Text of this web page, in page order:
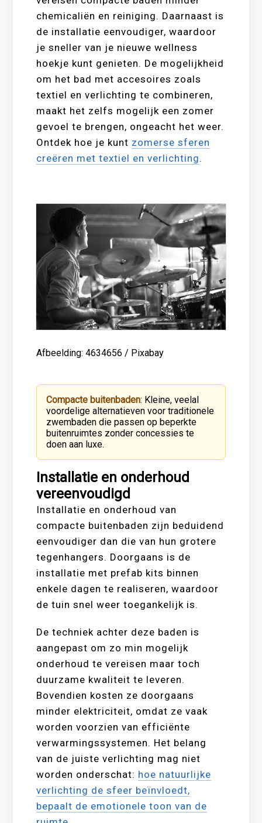
chemicaliën en reiniging. Daarnaast is
de installatie eenvoudiger, waardoor
je sneller van je nieuwe wellness
hoekje kunt genieten. De mogelijkheid
om het bad met accesoires zoals
textiel en verlichting te combineren,
maakt het zelfs mogelijk een zomer
gevoel te brengen, ongeacht het weer.
Ontdek hoe je kunt zomerse sferen
creëren met textiel en verlichting.
Afbeelding: 4634656 / Pixabay
Compacte buitenbaden: Kleine, veelal
voordelige alternatieven voor traditionele
zwembaden die passen op beperkte
buitenruimtes zonder concessies te
doen aan luxe.
Installatie en onderhoud
vereenvoudigd
Installatie en onderhoud van
compacte buitenbaden zijn beduidend
eenvoudiger dan die van hun grotere
tegenhangers. Doorgaans is de
installatie met prefab kits binnen
enkele dagen te realiseren, waardoor
de tuin snel weer toegankelijk is.
De techniek achter deze baden is
aangepast om zo min mogelijk
onderhoud te vereisen maar toch
duurzame kwaliteit te leveren.
Bovendien kosten ze doorgaans
minder elektriciteit, omdat ze vaak
worden voorzien van efficiënte
verwarmingssystemen. Het belang
van de juiste verlichting mag niet
worden onderschat: hoe natuurlijke
verlichting de sfeer beïnvloedt,
bepaalt de emotionele toon van de